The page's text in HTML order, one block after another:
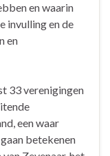
en waarin
invulling en de
en
33 verenigingen
een waar
betekenen